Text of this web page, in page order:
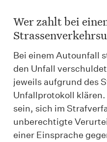
Wer zahlt bei
Bei einem Autounfall
den Unfall
jeweils aufgrund des
Unfallprotokoll
sein, sich im
unberechtigte
einer Einsprache